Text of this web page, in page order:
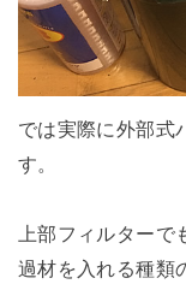
では実際に外部式
す。
上部フィルター
過材を入れる種類